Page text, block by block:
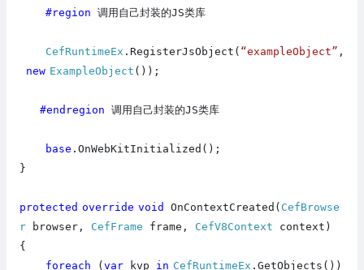
#region 调用自己封装的JS类库
CefRuntimeEx .RegisterJsObject( “exampleObject” ,
new ExampleObject ());
#endregion 调用自己封装的JS类库
base .OnWebKitInitialized();
}
protected override void OnContextCreated( CefBrowse
r browser, CefFrame frame, CefV8Context context)
{
foreach ( var kvp in CefRuntimeEx .GetObjects())